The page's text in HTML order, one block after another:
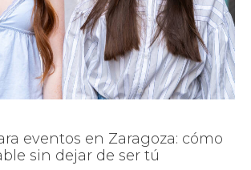
eventos en Zaragoza: cómo
sin dejar de ser tú